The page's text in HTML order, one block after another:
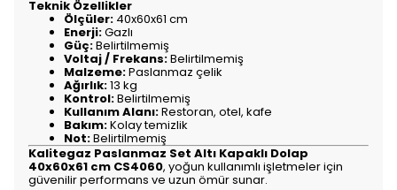
Teknik Özellikler
Ölçüler: 40x60x61 cm
Enerji:Gazlı
Güç:Belirtilmemiş
Voltaj / Frekans:Belirtilmemiş
Malzeme:Paslanmaz çelik
Ağırlık:13 kg
Kontrol:Belirtilmemiş
Kullanım Alanı:Restoran, otel, kafe
Bakım:Kolay temizlik
Not:Belirtilmemiş
Kalitegaz Paslanmaz Set Altı Kapaklı Dolap
40x60x61 cm CS4060, yoğun kullanımlı işletmeler için
güvenilir performans ve uzun ömür sunar.